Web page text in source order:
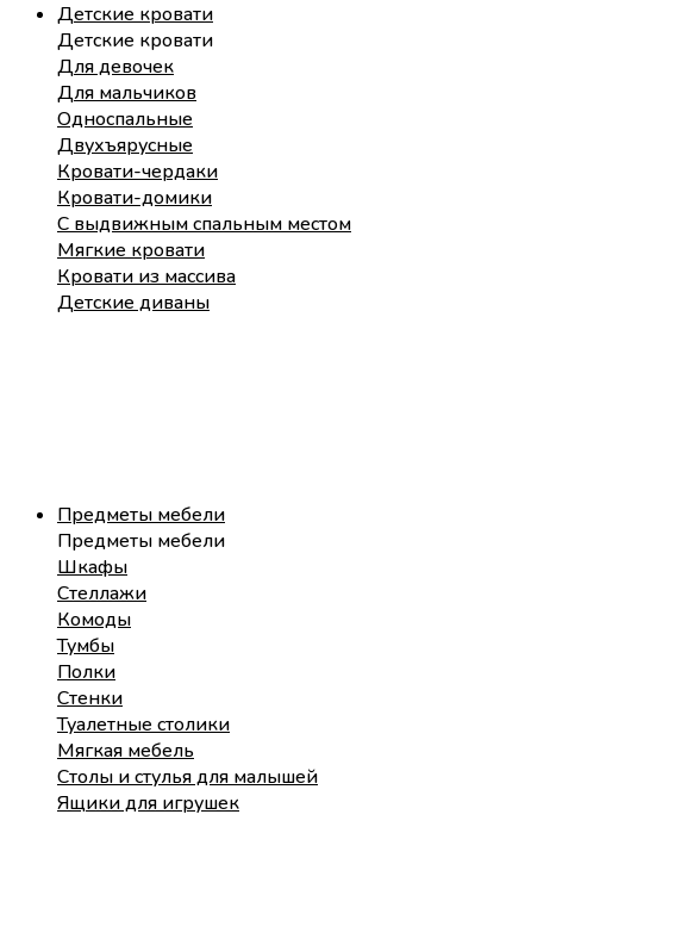
Детские кровати
Детские кровати
Для девочек
Для мальчиков
Односпальные
Двухъярусные
Кровати-чердаки
Кровати-домики
С выдвижным спальным местом
Мягкие кровати
Кровати из массива
Детские диваны
Предметы мебели
Предметы мебели
Шкафы
Стеллажи
Комоды
Тумбы
Полки
Стенки
Туалетные столики
Мягкая мебель
Столы и стулья для малышей
Ящики для игрушек